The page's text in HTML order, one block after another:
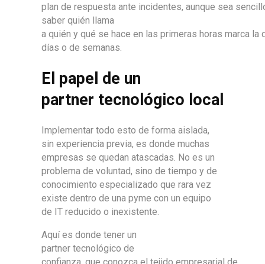
plan de respuesta ante incidentes, aunque sea
saber quién llama
a quién y qué se hace en las primeras horas marca
días o de semanas.
El papel de un
partner tecnológico local
Implementar todo esto de forma aislada,
sin experiencia previa, es donde muchas
empresas se quedan atascadas. No es un
problema de voluntad, sino de tiempo y de
conocimiento especializado que rara vez
existe dentro de una pyme con un equipo
de IT reducido o inexistente.
Aquí es donde tener un
partner tecnológico de